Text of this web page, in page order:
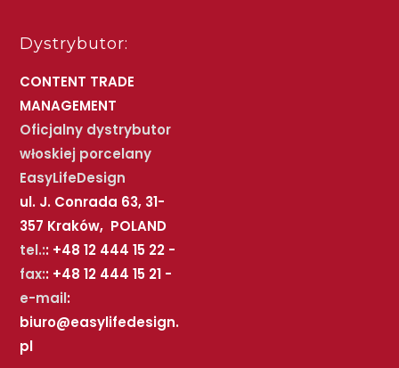
Dystrybutor:
CONTENT TRADE
MANAGEMENT
Oficjalny dystrybutor
włoskiej porcelany
EasyLifeDesign
ul. J. Conrada 63, 31-
357 Kraków, POLAND
tel.:: +48 12 444 15 22 -
fax:: +48 12 444 15 21 -
e-mail:
biuro@easylifedesign.
pl